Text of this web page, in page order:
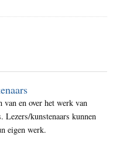
en over het werk van
Lezers/kunstenaars kunnen
eigen werk.